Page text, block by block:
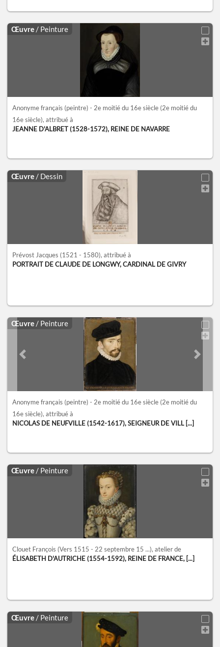
Œuvre / Peinture
Anonyme français (peintre) - 2e moitié du 16e siècle (2e moitié du
16e siècle), attribué à
JEANNE D'ALBRET (1528-1572), REINE DE NAVARRE
Œuvre / Dessin
Prévost Jacques (1521 - 1580), attribué à
PORTRAIT DE CLAUDE DE LONGWY, CARDINAL DE GIVRY
Œuvre / Peinture
Previous slide Next
Anonyme français (peintre) - 2e moitié du 16e siècle (2e moitié du
16e siècle), attribué à
NICOLAS DE NEUFVILLE (1542-1617), SEIGNEUR DE VILL [...]
Œuvre / Peinture
Clouet François (Vers 1515 - 22 septembre 15 ...), atelier de
ÉLISABETH D'AUTRICHE (1554-1592), REINE DE FRANCE, [...]
Œuvre / Peinture